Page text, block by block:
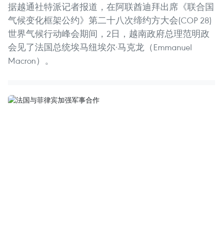
据越通社特派记者报道，在阿联酋迪拜出席《联合国
气候变化框架公约》第二十八次缔约方大会(COP 28)
世界气候行动峰会期间，2日，越南政府总理范明政
会见了法国总统埃马纽埃尔·马克龙（Emmanuel
Macron）。